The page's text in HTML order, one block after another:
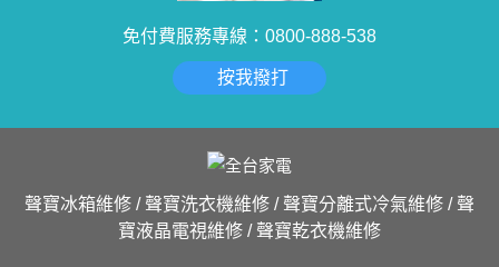
免付費服務專線：0800-888-538
按我撥打
聲寶冰箱維修 / 聲寶洗衣機維修 / 聲寶分離式冷氣維修 / 聲
寶液晶電視維修 / 聲寶乾衣機維修